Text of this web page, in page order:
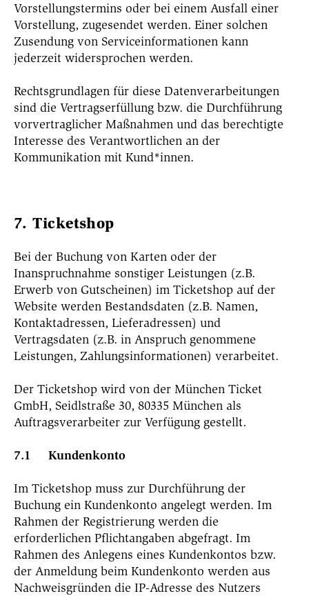
Vorstellungstermins oder bei einem Ausfall einer
Vorstellung, zugesendet werden. Einer solchen
Zusendung von Serviceinformationen kann
jederzeit widersprochen werden.
Rechtsgrundlagen für diese Datenverarbeitungen
sind die Vertragserfüllung bzw. die Durchführung
vorvertraglicher Maßnahmen und das berechtigte
Interesse des Verantwortlichen an der
Kommunikation mit Kund*innen.
7. Ticketshop
Bei der Buchung von Karten oder der
Inanspruchnahme sonstiger Leistungen (z.B.
Erwerb von Gutscheinen) im Ticketshop auf der
Website werden Bestandsdaten (z.B. Namen,
Kontaktadressen, Lieferadressen) und
Vertragsdaten (z.B. in Anspruch genommene
Leistungen, Zahlungsinformationen) verarbeitet.
Der Ticketshop wird von der München Ticket
GmbH, Seidlstraße 30, 80335 München als
Auftragsverarbeiter zur Verfügung gestellt.
7.1 Kundenkonto
Im Ticketshop muss zur Durchführung der
Buchung ein Kundenkonto angelegt werden. Im
Rahmen der Registrierung werden die
erforderlichen Pflichtangaben abgefragt. Im
Rahmen des Anlegens eines Kundenkontos bzw.
der Anmeldung beim Kundenkonto werden aus
Nachweisgründen die IP-Adresse des Nutzers